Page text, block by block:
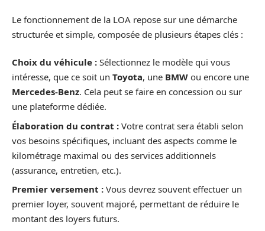
Le fonctionnement de la LOA repose sur une démarche
structurée et simple, composée de plusieurs étapes clés :
Choix du véhicule : Sélectionnez le modèle qui vous
intéresse, que ce soit un Toyota, une BMW ou encore une
Mercedes-Benz. Cela peut se faire en concession ou sur
une plateforme dédiée.
Élaboration du contrat : Votre contrat sera établi selon
vos besoins spécifiques, incluant des aspects comme le
kilométrage maximal ou des services additionnels
(assurance, entretien, etc.).
Premier versement : Vous devrez souvent effectuer un
premier loyer, souvent majoré, permettant de réduire le
montant des loyers futurs.